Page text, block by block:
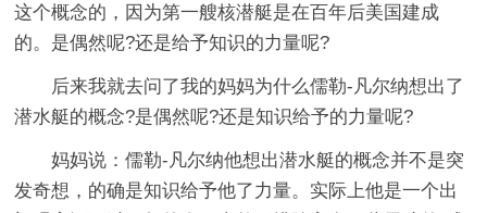
这个概念的，因为第一艘核潜艇是在百年后美国建成
的。是偶然呢?还是给予知识的力量呢?
后来我就去问了我的妈妈为什么儒勒-凡尔纳想出了
潜水艇的概念?是偶然呢?还是知识给予的力量呢?
妈妈说：儒勒-凡尔纳他想出潜水艇的概念并不是突
发奇想，的确是知识给予他了力量。实际上他是一个出